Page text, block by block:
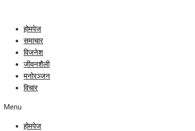
होमपेज
समाचार
विजनेश
जीवनशैली
मनोरञ्जन
विचार
Menu
होमपेज